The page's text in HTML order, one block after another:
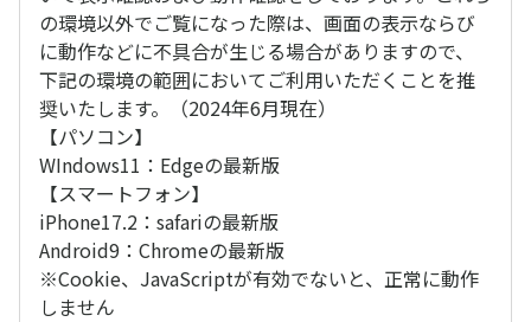
の環境以外でご覧になった際は、画面の表示ならび
に動作などに不具合が生じる場合がありますので、
下記の環境の範囲においてご利用いただくことを推
奨いたします。（2024年6月現在）
【パソコン】
WIndows11：Edgeの最新版
【スマートフォン】
iPhone17.2：safariの最新版
Android9：Chromeの最新版
※Cookie、JavaScriptが有効でないと、正常に動作
しません